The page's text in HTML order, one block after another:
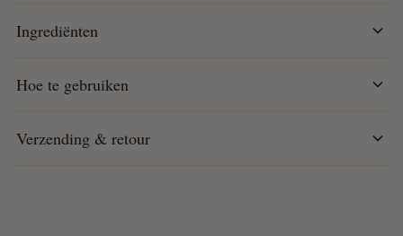
Ingrediënten
Hoe te gebruiken
Verzending & retour